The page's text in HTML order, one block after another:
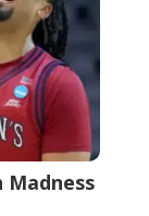
Madness